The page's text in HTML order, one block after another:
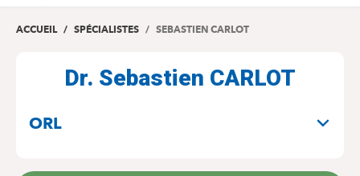
EN
ACCUEIL SPÉCIALISTES SEBASTIEN CARLOT
Dr. Sebastien CARLOT
ORL